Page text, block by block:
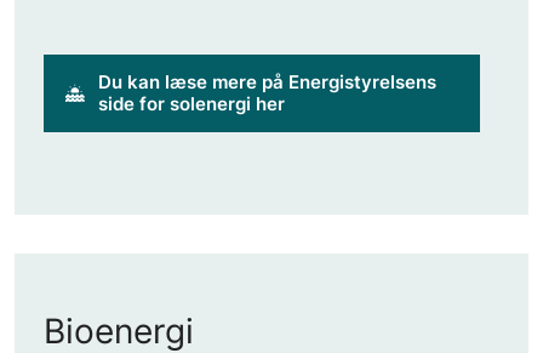
Du kan læse mere på Energistyrelsens
side for solenergi her
Bioenergi